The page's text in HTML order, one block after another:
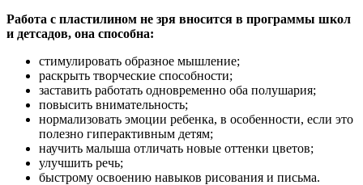
Работа с пластилином не зря вносится в программы школ
и детсадов, она способна:
стимулировать образное мышление;
раскрыть творческие способности;
заставить работать одновременно оба полушария;
повысить внимательность;
нормализовать эмоции ребенка, в особенности, если это
полезно гиперактивным детям;
научить малыша отличать новые оттенки цветов;
улучшить речь;
быстрому освоению навыков рисования и письма.